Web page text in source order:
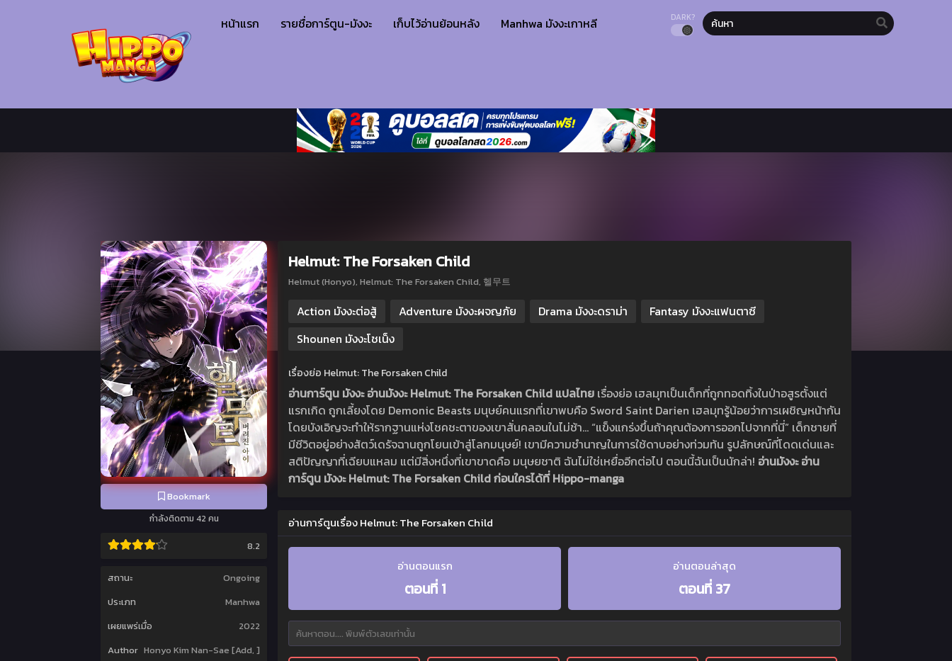
หน้าแรก รายชื่อการ์ตูน-มังงะ เก็บไว้อ่านย้อนหลัง Manhwa มังงะเกาหลี DARK?
Bookmark
กำลังติดตาม 42 คน
8.2
สถานะ
Ongoing
ประเภท
Manhwa
เผยแพร่เมื่อ
2022
Author Honyo Kim Nan-Sae [Add, ]
Helmut: The Forsaken Child
Helmut (Honyo), Helmut: The Forsaken Child, 헬무트
Action มังงะต่อสู้ Adventure มังงะผจญภัย Drama มังงะดราม่า
Fantasy มังงะแฟนตาซี
Shounen มังงะโชเน็ง
เรื่องย่อ Helmut: The Forsaken Child
อ่านการ์ตูน มังงะ อ่านมังงะ Helmut: The Forsaken Child แปลไทย เรื่องย่อ เฮลมุทเป็นเด็กที่ถูกทอดทิ้งในป่าอสูรตั้งแต่
แรกเกิด ถูกเลี้ยงโดย Demonic Beasts มนุษย์คนแรกที่เขาพบคือ Sword Saint Darien เฮลมุทรู้น้อยว่าการเผชิญหน้ากัน
โดยบังเอิญจะทำให้รากฐานแห่งโชคชะตาของเขาสั่นคลอนในไม่ช้า… “แข็งแกร่งขึ้นถ้าคุณต้องการออกไปจากที่นี่” เด็กชายที่
มีชีวิตอยู่อย่างสัตว์เดรัจฉานถูกโยนเข้าสู่โลกมนุษย์! เขามีความชำนาญในการใช้ดาบอย่างท่วมท้น รูปลักษณ์ที่โดดเด่นและ
สติปัญญาที่เฉียบแหลม แต่มีสิ่งหนึ่งที่เขาขาดคือ มนุษยชาติ ฉันไม่ใช่เหยื่ออีกต่อไป ตอนนี้ฉันเป็นนักล่า! อ่านมังงะ อ่าน
การ์ตูน มังงะ Helmut: The Forsaken Child ก่อนใครได้ที่ Hippo-manga
อ่านการ์ตูนเรื่อง Helmut: The Forsaken Child
อ่านตอนแรก
ตอนที่ 1
อ่านตอนล่าสุด
ตอนที่ 37